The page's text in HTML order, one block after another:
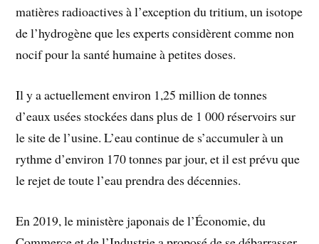
matières radioactives à l’exception du tritium, un isotope
de l’hydrogène que les experts considèrent comme non
nocif pour la santé humaine à petites doses.
Il y a actuellement environ 1,25 million de tonnes
d’eaux usées stockées dans plus de 1 000 réservoirs sur
le site de l’usine. L’eau continue de s’accumuler à un
rythme d’environ 170 tonnes par jour, et il est prévu que
le rejet de toute l’eau prendra des décennies.
En 2019, le ministère japonais de l’Économie, du